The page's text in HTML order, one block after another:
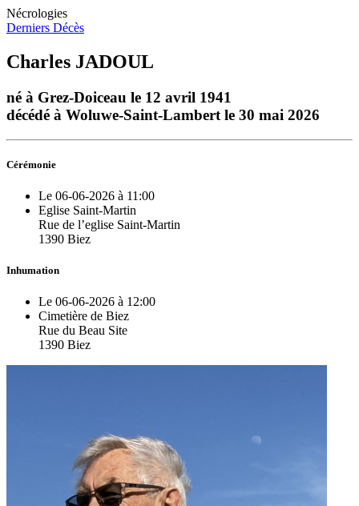
Nécrologies
Derniers Décès
Charles JADOUL
né à Grez-Doiceau le 12 avril 1941
décédé à Woluwe-Saint-Lambert le 30 mai 2026
Cérémonie
Le 06-06-2026 à 11:00
Eglise Saint-Martin
Rue de l’eglise Saint-Martin
1390 Biez
Inhumation
Le 06-06-2026 à 12:00
Cimetière de Biez
Rue du Beau Site
1390 Biez